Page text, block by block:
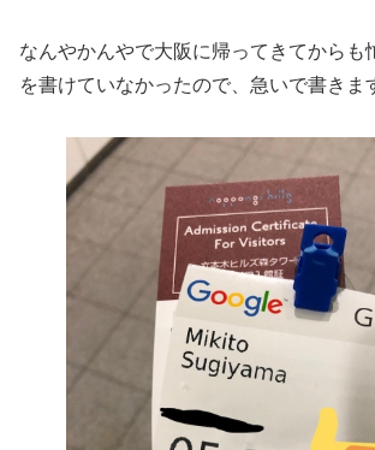
なんやかんやで大阪に帰ってきてからも
を書けていなかったので、急いで書きま